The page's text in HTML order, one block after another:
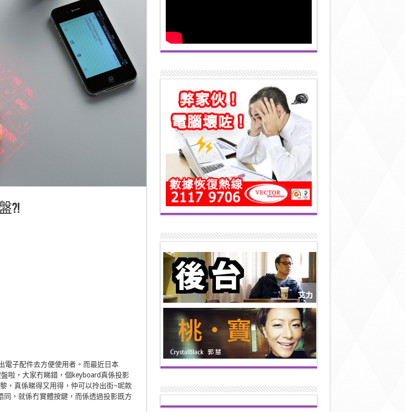
?!
電子配件去方便使用者。而最近日本
啦，大家冇睇錯，個keyboard真係投影
，真係睇得又用得，仲可以拎出街~呢款
同，就係冇實體按鍵，而係透過投影既方